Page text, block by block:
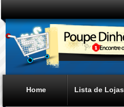
Home Lista de Lojas